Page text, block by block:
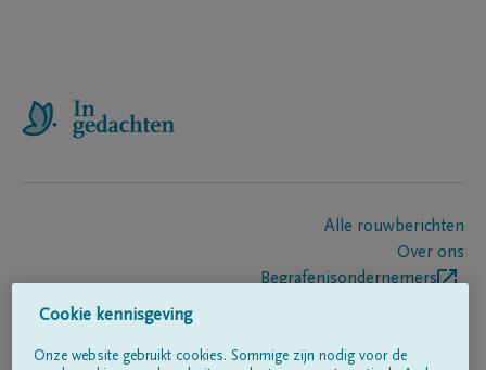
Alle rouwberichten
Over ons
Begrafenisondernemers
Cookie kennisgeving
Onze website gebruikt cookies. Sommige zijn nodig voor de